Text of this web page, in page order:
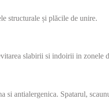
structurale și plăcile de unire.
slabirii si indoirii in
si antialergenica. Spatarul,